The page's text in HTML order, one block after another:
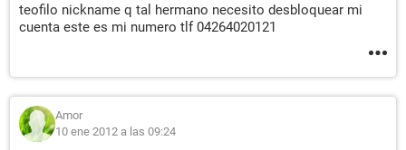
teofilo nickname q tal hermano necesito desbloquear mi
cuenta este es mi numero tlf 04264020121
Amor
10 ene 2012 a las 09:24